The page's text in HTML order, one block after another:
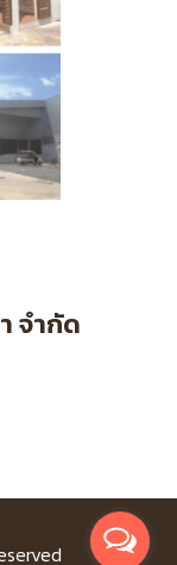
จำกัด